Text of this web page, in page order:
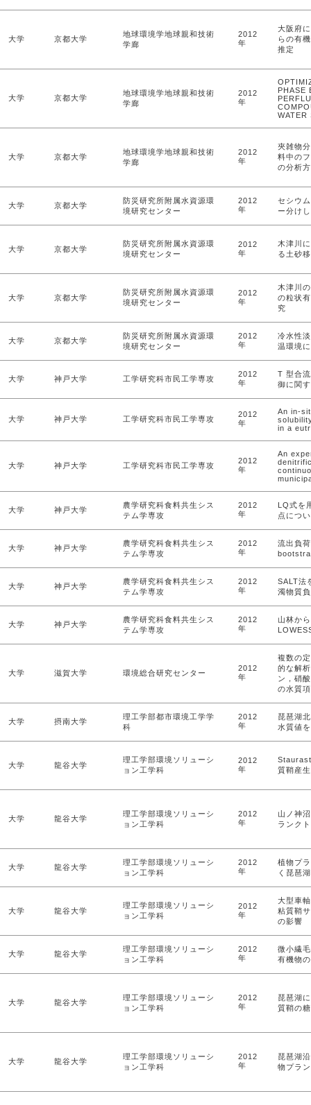
大学 京都大学
地球環境学地球親和技術
学廊
2012
年
大阪府
らの有
推定
大学 京都大学
地球環境学地球親和技術
学廊
2012
年
PHASE
WATER
大学 京都大学
地球環境学地球親和技術
学廊
2012
年
夾雑物
料中の
の分析
大学 京都大学
防災研究所附属水資源環
境研究センター
2012
年
セシウ
ー分け
大学 京都大学
防災研究所附属水資源環
境研究センター
2012
年
木津川
る土砂
大学 京都大学
防災研究所附属水資源環
境研究センター
2012
年
木津川
の粒状
究
大学 京都大学
防災研究所附属水資源環
境研究センター
2012
年
冷水性
温環境
大学 神戸大学 工学研究科市民工学専攻
2012
年
T 型合
御に関
大学 神戸大学 工学研究科市民工学専攻
2012
年
An in-
in a
大学 神戸大学 工学研究科市民工学専攻
2012
年
An
大学 神戸大学
農学研究科食料共生シス
テム学専攻
2012
年
LQ式を
点につ
大学 神戸大学
農学研究科食料共生シス
テム学専攻
2012
年
流出負
大学 神戸大学
農学研究科食料共生シス
テム学専攻
2012
年
SALT法
濁物質
大学 神戸大学
農学研究科食料共生シス
テム学専攻
2012
年
山林か
大学 滋賀大学 環境総合研究センター
2012
年
複数の
的な解
ン，硝
の水質
大学 摂南大学
理工学部都市環境工学学
科
2012
年
琵琶湖
水質値
大学 龍谷大学
理工学部環境ソリューシ
ョン工学科
2012
年
質鞘産
大学 龍谷大学
理工学部環境ソリューシ
ョン工学科
2012
年
山ノ神
ランク
大学 龍谷大学
理工学部環境ソリューシ
ョン工学科
2012
年
植物プ
く琵琶
大学 龍谷大学
理工学部環境ソリューシ
ョン工学科
2012
年
大型車
粘質鞘
の影響
大学 龍谷大学
理工学部環境ソリューシ
ョン工学科
2012
年
微小繊
有機物
大学 龍谷大学
理工学部環境ソリューシ
ョン工学科
2012
年
琵琶湖
質鞘の
大学 龍谷大学
理工学部環境ソリューシ
ョン工学科
2012
年
琵琶湖
物プラ